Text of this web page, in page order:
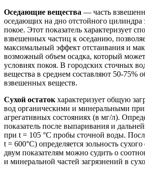
Оседающие вещества — часть
оседающих на дно отстойного цилиндра
покое. Этот показатель характеризует
взвешенных частиц к оседанию,
максимальный эффект отстаивания и
возможный объем осадка, который
условиях покоя. В городских сточных
вещества в среднем составляют 50-75%
взвешенных веществ.
Сухой остаток характеризует общую
вод органическими и минеральными
агрегативных состояниях (в мг/л).
показатель после выпаривания и
при t = 105 °С пробы сточной воды.
t = 600°C) определяется зольность
двум показателям можно судить о
и минеральной частей загрязнений в